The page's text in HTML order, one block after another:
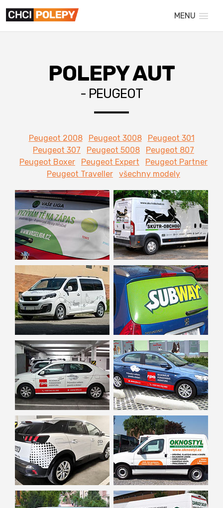
MENU
POLEPY AUT
- PEUGEOT
Peugeot 2008 Peugeot 3008
Peugeot 301
Peugeot 307
Peugeot 5008
Peugeot 807
Peugeot Boxer
Peugeot Expert
Peugeot Partner
Peugeot Traveller
všechny modely